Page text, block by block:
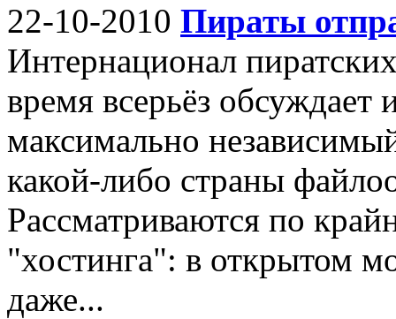
22-10-2010 Пираты
Интернационал
время всерьёз обсуждает
максимально
какой-либо страны
Рассматриваются по
"хостинга": в открытом
даже...